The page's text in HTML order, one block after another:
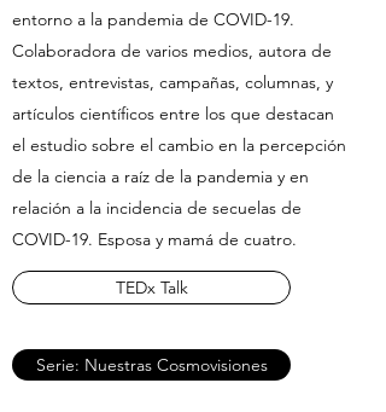
entorno a la pandemia de COVID-19.
Colaboradora de varios medios, autora de
textos, entrevistas, campañas, columnas, y
artículos científicos entre los que destacan
el estudio sobre el cambio en la percepción
de la ciencia a raíz de la pandemia y en
relación a la incidencia de secuelas de
COVID-19. Esposa y mamá de cuatro.
TEDx Talk
Serie: Nuestras Cosmovisiones